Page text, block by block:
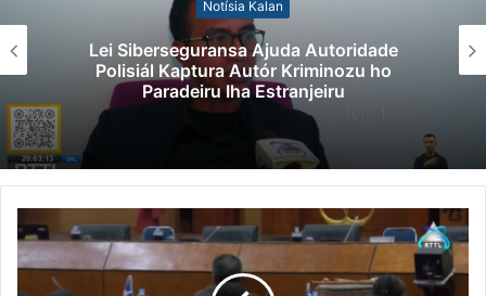
Notísia Kalan
Kazu Transferénsia Osan Millaun 42
Singapura, Advogadu Sei Halo Rekursu